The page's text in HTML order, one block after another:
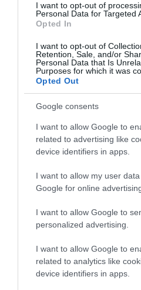
I want to opt-out of
Personal Data for Targeted
Opted In
I want to opt-out of
Retention, Sale, and/or
Personal Data that Is
Purposes for which it was
Opted Out
Google consents
I want to allow Google to
related to advertising like
device identifiers in apps.
I want to allow my user
Google for online
I want to allow Google to
personalized advertising.
I want to allow Google to
related to analytics like
device identifiers in apps.
TEXTILJEI ÚJRA ÖSSZEÁLLTAK:
A RUHA, AMELY TÚLÉLTE A
TENGERT
2026-06-29
ÉVES: AZ EMBER, AKI
MEGTANÍTOTTA A VILÁGNAK,
HOGYAN KELL NÉZNI A